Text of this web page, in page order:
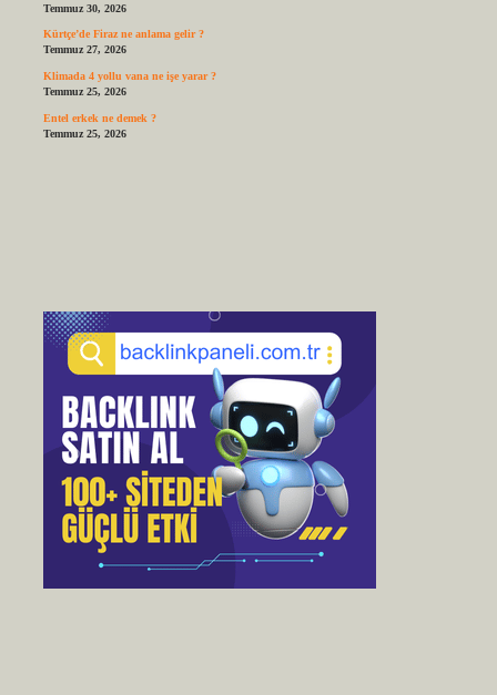
Temmuz 30, 2026
Kürtçe’de Firaz ne anlama gelir ?
Temmuz 27, 2026
Klimada 4 yollu vana ne işe yarar ?
Temmuz 25, 2026
Entel erkek ne demek ?
Temmuz 25, 2026